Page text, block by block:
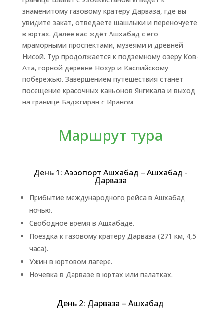
знаменитому газовому кратеру Дарваза, где вы
увидите закат, отведаете шашлыки и переночуете
в юртах. Далее вас ждёт Ашхабад с его
мраморными проспектами, музеями и древней
Нисой. Тур продолжается к подземному озеру Ков-
Ата, горной деревне Нохур и Каспийскому
побережью. Завершением путешествия станет
посещение красочных каньонов Янгикала и выход
на границе Баджгиран с Ираном.
Маршрут тура
День 1: Аэропорт Ашхабад – Ашхабад -
Дарваза
Прибытие международного рейса в Ашхабад
ночью.
Свободное время в Ашхабаде.
Поездка к газовому кратеру Дарваза (271 км, 4,5
часа).
Ужин в юртовом лагере.
Ночевка в Дарвазе в юртах или палатках.
День 2: Дарваза – Ашхабад